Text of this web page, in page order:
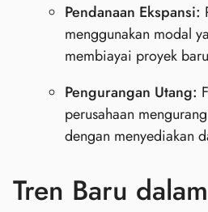
Pendanaan Ekspansi:
menggunakan modal
membiayai proyek
Pengurangan Utang:
perusahaan
dengan menyediakan
Tren Baru